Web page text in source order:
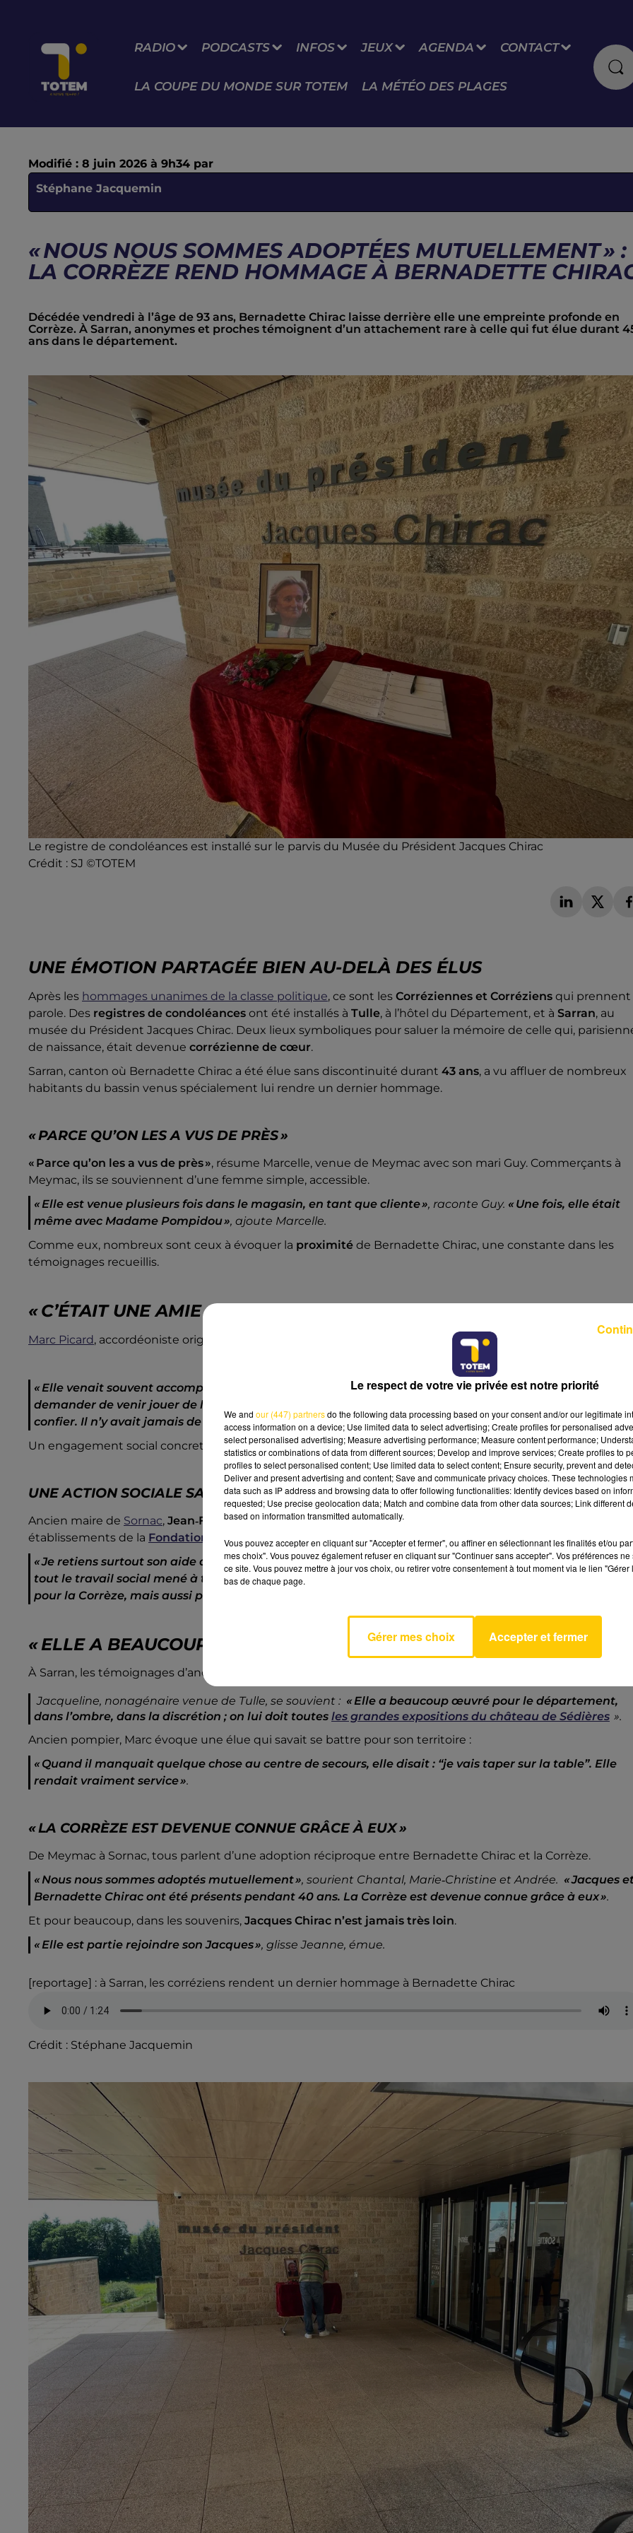
RADIO PODCASTS INFOS JEUX AGENDA CONTACT
LA COUPE DU MONDE SUR TOTEM LA MÉTÉO DES PLAGES
Modifié : 8 juin 2026 à 9h34 par
Stéphane Jacquemin
« NOUS NOUS SOMMES ADOPTÉES MUTUELLEMENT » :
LA CORRÈZE REND HOMMAGE À BERNADETTE
Décédée vendredi à l’âge de 93 ans, Bernadette Chirac laisse derrière elle une empreinte profonde en
Corrèze. À Sarran, anonymes et proches témoignent d’un attachement rare à celle qui fut élue durant
ans dans le département.
Le registre de condoléances est installé sur le parvis du Musée du Président Jacques Chirac
Crédit : SJ ©TOTEM
UNE ÉMOTION PARTAGÉE BIEN AU-DELÀ DES ÉLUS
Après les hommages unanimes de la classe politique, ce sont les Corréziennes et Corréziens qui prennent
parole. Des registres de condoléances ont été installés à Tulle, à l’hôtel du Département, et à Sarran, au
musée du Président Jacques Chirac. Deux lieux symboliques pour saluer la mémoire de celle qui,
de naissance, était devenue corrézienne de cœur.
Sarran, canton où Bernadette Chirac a été élue sans discontinuité durant 43 ans, a vu affluer de nombreux
habitants du bassin venus spécialement lui rendre un dernier hommage.
« PARCE QU’ON LES A VUS DE PRÈS »
« Parce qu’on les a vus de près », résume Marcelle, venue de Meymac avec son mari Guy. Commerçants à
Meymac, ils se souviennent d’une femme simple, accessible.
« Elle est venue plusieurs fois dans le magasin, en tant que cliente », raconte Guy. « Une fois, elle était
même avec Madame Pompidou », ajoute Marcelle.
Comme eux, nombreux sont ceux à évoquer la proximité de Bernadette Chirac, une constante dans les
témoignages recueillis.
« C’ÉTAIT UNE AMIE »
Marc Picard, accordéoniste originaire de la commune de Corrèze, parle d’un lien personnel fort.
« Elle venait souvent accompagner des repas pour le troisième âge. Elle me téléphonait pour me
demander de venir jouer de l’accordéon »
confier. Il n’y avait jamais de soucis avec Madame Chirac ».
Un engagement social concret, au plus près du terrain, que beaucoup soulignent aujourd’hui.
UNE ACTION SOCIALE SALUÉE UNANIMEMENT
Ancien maire de Sornac, Jean‑François Logea lui aussi côtoyé les Chirac, notamment à travers les
établissements de la Fondation Jacques Chirac
présents dans la commune.
« Je retiens surtout son aide aux personnes âgées, son passage chaque année en maison de retraite,
tout le travail social mené à travers la Fondation Jacques Chirac »
pour la Corrèze, mais aussi pour la France, notamment avec les
« ELLE A BEAUCOUP ŒUVRÉ DANS L’OMBRE »
À Sarran, les témoignages d’anonymes confirment cette image d’une femme engagée et discrète.
Jacqueline, nonagénaire venue de Tulle, se souvient : « Elle a beaucoup œuvré pour le département,
dans l’ombre, dans la discrétion ; on lui doit toutes les grandes expositions du château de Sédières ».
Ancien pompier, Marc évoque une élue qui savait se battre pour son territoire :
« Quand il manquait quelque chose au centre de secours, elle disait : “je vais taper sur la table”. Elle
rendait vraiment service ».
« LA CORRÈZE EST DEVENUE CONNUE GRÂCE À EUX »
De Meymac à Sornac, tous parlent d’une adoption réciproque entre Bernadette Chirac et la Corrèze.
« Nous nous sommes adoptés mutuellement », sourient Chantal, Marie‑Christine et Andrée. «Jacques
Bernadette Chirac ont été présents pendant 40 ans. La Corrèze est devenue connue grâce à eux ».
Et pour beaucoup, dans les souvenirs, Jacques Chirac n’est jamais très loin.
« Elle est partie rejoindre son Jacques », glisse Jeanne, émue.
[reportage] : à Sarran, les corréziens rendent un dernier hommage à Bernadette Chirac
Crédit : Stéphane Jacquemin
Le respect de votre vie privée est notre priorité
We and our (447) partnersdo the following data processing based on your consent and/or our legitimate
access information on a device; Use limited data to select advertising; Create profiles for personalised
select personalised advertising; Measure advertising performance; Measure content performance;
statistics or combinations of data from different sources; Develop and improve services; Create profiles to
profiles to select personalised content; Use limited data to select content; Ensure security, prevent and
Deliver and present advertising and content; Save and communicate privacy choices. These technologies
data such as IP address and browsing data to offer following functionalities: Identify devices based on
requested; Use precise geolocation data; Match and combine data from other data sources; Link different
based on information transmitted automatically.
Vous pouvez accepter en cliquant sur "Accepter et fermer", ou affiner en sélectionnant les finalités et/ou
mes choix". Vous pouvez également refuser en cliquant sur "Continuer sans accepter". Vos préférences
ce site. Vous pouvez mettre à jour vos choix, ou retirer votre consentement à tout moment via le lien
bas de chaque page.
Gérer mes choix Accepter et fermer